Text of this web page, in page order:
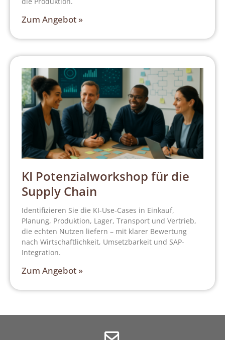
Zum Angebot »
KI Potenzialworkshop für die
Supply Chain
Identifizieren Sie die KI-Use-Cases in Einkauf,
Planung, Produktion, Lager, Transport und Vertrieb,
die echten Nutzen liefern – mit klarer Bewertung
nach Wirtschaftlichkeit, Umsetzbarkeit und SAP-
Integration.
Zum Angebot »